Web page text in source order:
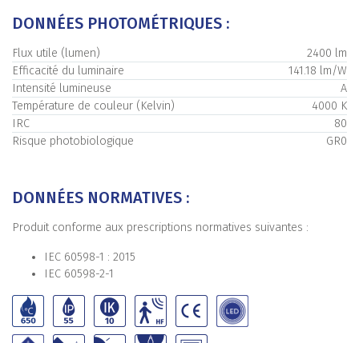
DONNÉES PHOTOMÉTRIQUES :
Flux utile (lumen)
2400 lm
Efficacité du luminaire
141.18 lm/W
Intensité lumineuse
A
Température de couleur (Kelvin)
4000 K
IRC
80
Risque photobiologique
GR0
DONNÉES NORMATIVES :
Produit conforme aux prescriptions normatives suivantes :
IEC 60598-1 : 2015
IEC 60598-2-1